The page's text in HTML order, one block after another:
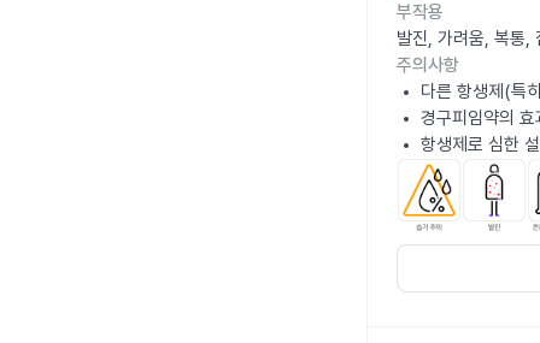
부작용
발진, 가려움, 복통,
주의사항
다른 항생제(특
경구피임약의
항생제로 심한